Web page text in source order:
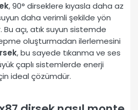
, 90° dirseklere kıyasla daha az
daha verimli şekilde yön
açı, atık suyun sistemde
oluşturmadan ilerlemesini
, bu sayede tıkanma ve ses
çaplı sistemlerde enerji
ideal çözümdür.